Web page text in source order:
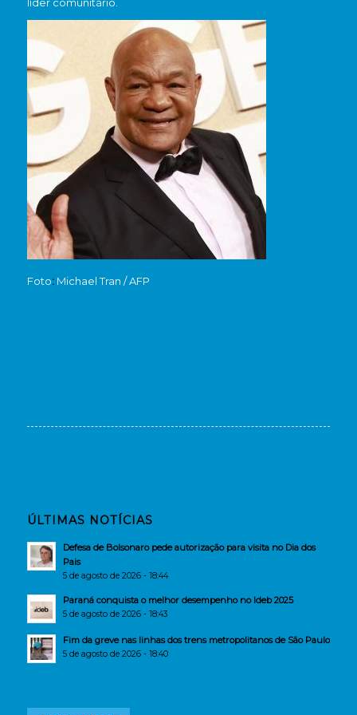
líder comunitário.
Foto:Michael Tran / AFP
ÚLTIMAS NOTÍCIAS
Defesa de Bolsonaro pede autorização para visita no Dia dos
Pais
5 de agosto de 2026 - 18:44
Paraná conquista o melhor desempenho no Ideb 2025
5 de agosto de 2026 - 18:43
Fim da greve nas linhas dos trens metropolitanos de São Paulo
5 de agosto de 2026 - 18:40